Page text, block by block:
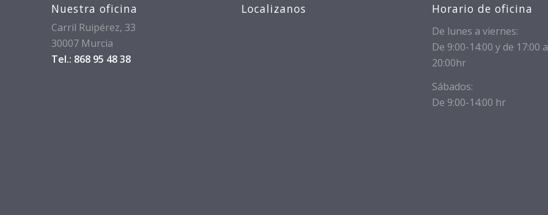
Nuestra oficina
Carril Ruipérez, 33
30007 Murcia
Tel.: 868 95 48 38
Localizanos Horario de oficina
De lunes a viernes:
De 9:00-14:00 y de 17:00 a
20:00hr
Sábados:
De 9:00-14:00 hr